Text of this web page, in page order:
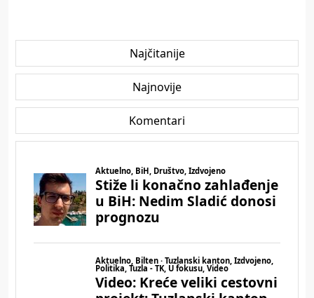
Najčitanije
Najnovije
Komentari